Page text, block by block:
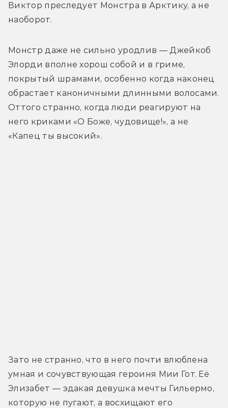
Виктор преследует Монстра в Арктику, а не
наоборот.
Монстр даже не сильно уродлив — Джейкоб
Элорди вполне хорош собой и в гриме,
покрытый шрамами, особенно когда наконец
обрастает каноничными длинными волосами.
Оттого странно, когда люди реагируют на
него криками «О Боже, чудовище!», а не
«Капец ты высокий».
Зато не странно, что в него почти влюблена
умная и сочувствующая героиня Мии Гот. Её
Элизабет — эдакая девушка мечты Гильермо,
которую не пугают, а восхищают его